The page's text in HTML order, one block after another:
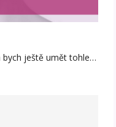
bych ještě umět tohle…